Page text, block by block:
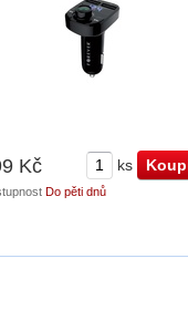
Kč ks
Do pěti dnů